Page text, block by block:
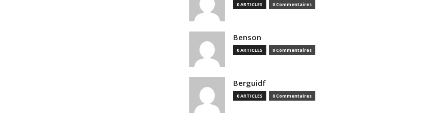
0 ARTICLES 0 Commentaires
Benson
0 ARTICLES 0 Commentaires
Berguidf
0 ARTICLES 0 Commentaires